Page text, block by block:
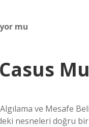
mu
Mu
ve Mesafe
nesneleri doğru bir